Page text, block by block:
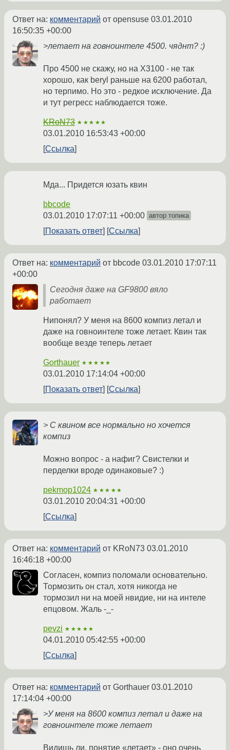
Ответ на: комментарий от opensuse 03.01.2010
16:50:35 +00:00
>летает на говноинтеле 4500. чяднт? :)
Про 4500 не скажу, но на X3100 - не так
хорошо, как beryl раньше на 6200 работал,
но терпимо. Но это - редкое исключение. Да
и тут регресс наблюдается тоже.
KRoN73 ★★★★★
03.01.2010 16:53:43 +00:00
Ссылка
Мда... Придется юзать квин
bbcode
03.01.2010 17:07:11 +00:00 автор топика
Показать ответ Ссылка
Ответ на: комментарий от bbcode 03.01.2010 17:07:11
+00:00
Сегодня даже на GF9800 вяло
работает
Нипонял? У меня на 8600 компиз летал и
даже на говноинтеле тоже летает. Квин так
вообще везде теперь летает
Gorthauer ★★★★★
03.01.2010 17:14:04 +00:00
Показать ответ
Ссылка
> С квином все нормально но хочется
компиз
Можно вопрос - а нафиг? Свистелки и
перделки вроде одинаковые? :)
pekmop1024 ★★★★★
03.01.2010 20:04:31 +00:00
Ссылка
Ответ на: комментарий от KRoN73 03.01.2010
16:46:18 +00:00
Согласен, компиз поломали основательно.
Тормозить он стал, хотя никогда не
тормозил ни на моей нвидие, ни на интеле
епцовом. Жаль -_-
pevzi ★★★★★
04.01.2010 05:42:55 +00:00
Ссылка
Ответ на: комментарий от Gorthauer 03.01.2010
17:14:04 +00:00
>У меня на 8600 компиз летал и даже на
говноинтеле тоже летает
Видишь ли, понятие «летает» - оно очень